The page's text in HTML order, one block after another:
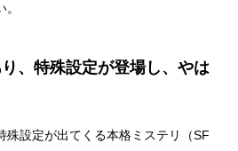
、特殊設定が登場し、やは
設定が出てくる本格ミステリ（SF